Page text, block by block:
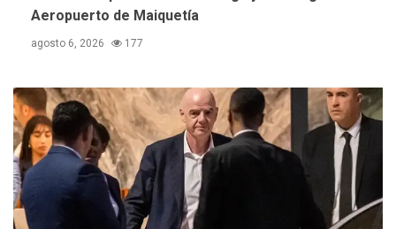
suman al Plan Agosto de
5
ÚLTIMA HORA
Concejo Municipal de
Mariño respalda a Cámara
de Comercio para reforma
de Ley de Puerto Libre
Aeropuerto de Maiquetía
agosto 6, 2026 177